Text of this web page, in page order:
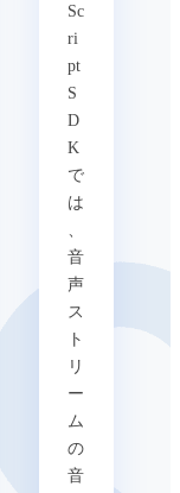
Sc
ri
pt
S
D
K
で
は
音
声
ス
ト
リ
ー
ム
の
音